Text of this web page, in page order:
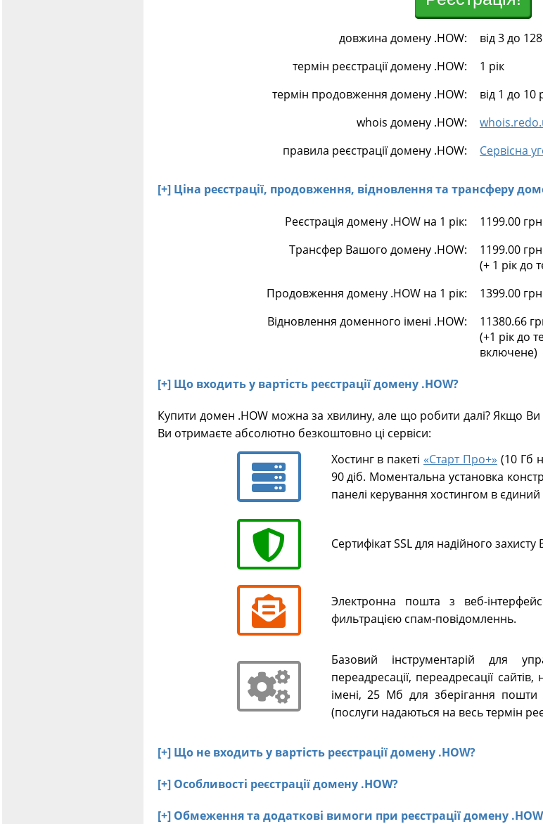
довжина домену .HOW:
від 3 до
термін реєстрації домену .HOW:
1 рік
термін продовження домену .HOW:
від 1 до 10
whois домену .HOW:
правила реєстрації домену .HOW:
Сервісна
[+] Ціна реєстрації, продовження, відновлення та трансферу
Реєстрація домену .HOW на 1 рік:
1199.00
Трансфер Вашого домену .HOW:
1199.00
(+ 1 рік до
Продовження домену .HOW на 1 рік:
1399.00
Відновлення доменного імені .HOW:
11380.66
(+1 рік до
включене)
[+] Що входить у вартість реєстрації домену .HOW?
Купити домен .HOW можна за хвилину, але що робити далі? Якщо
Ви отримаєте абсолютно безкоштовно ці сервіси:
Хостинг в пакеті «Старт Про+» (10 Гб
90 діб. Моментальна установка
панелі керування хостингом в єдиний
Сертифікат SSL для надійного
Электронна пошта з веб-
фильтрацією спам-повідомленнь.
Базовий інструментарій для
переадресації, переадресації
імені, 25 Мб для зберігання
(послуги надаються на весь термін
[+] Що не входить у вартість реєстрації домену .HOW?
[+] Особливості реєстрації домену .HOW?
[+] Обмеження та додаткові вимоги при реєстрації домену